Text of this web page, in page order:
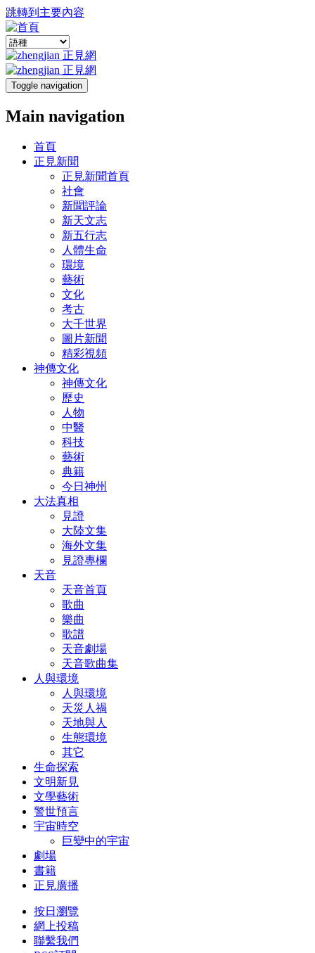
跳轉到主要內容
Toggle navigation
Main navigation
首頁
正見新聞
正見新聞首頁
社會
新聞評論
新天文志
新五行志
人體生命
環境
藝術
文化
考古
大千世界
圖片新聞
精彩視頻
神傳文化
神傳文化
歷史
人物
中醫
科技
藝術
典籍
今日神州
大法真相
見證
大陸文集
海外文集
見證專欄
天音
天音首頁
歌曲
樂曲
歌譜
天音劇場
天音歌曲集
人與環境
人與環境
天災人禍
天地與人
生態環境
其它
生命探索
文明新見
文學藝術
警世預言
宇宙時空
巨變中的宇宙
劇場
書籍
正見廣播
按日瀏覽
網上投稿
聯繫我們